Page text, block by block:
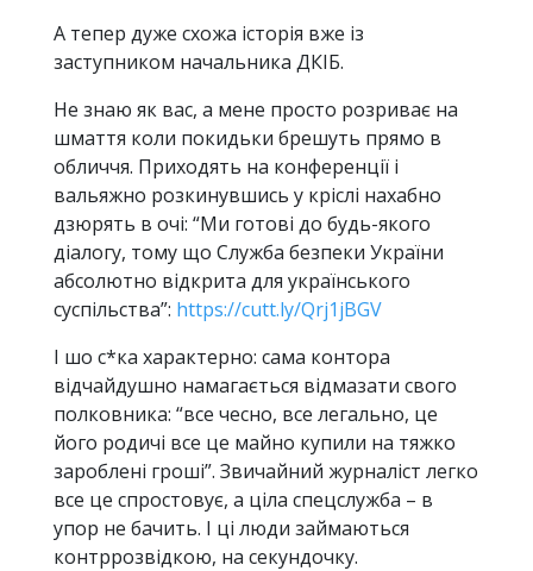
А тепер дуже схожа історія вже із
заступником начальника ДКІБ.
Не знаю як вас, а мене просто розриває на
шмаття коли покидьки брешуть прямо в
обличчя. Приходять на конференції і
вальяжно розкинувшись у кріслі нахабно
дзюрять в очі: “Ми готові до будь-якого
діалогу, тому що Служба безпеки України
абсолютно відкрита для українського
суспільства”: https://cutt.ly/Qrj1jBGV
І шо с*ка характерно: сама контора
відчайдушно намагається відмазати свого
полковника: “все чесно, все легально, це
його родичі все це майно купили на тяжко
зароблені гроші”. Звичайний журналіст легко
все це спростовує, а ціла спецслужба – в
упор не бачить. І ці люди займаються
контррозвідкою, на секундочку.